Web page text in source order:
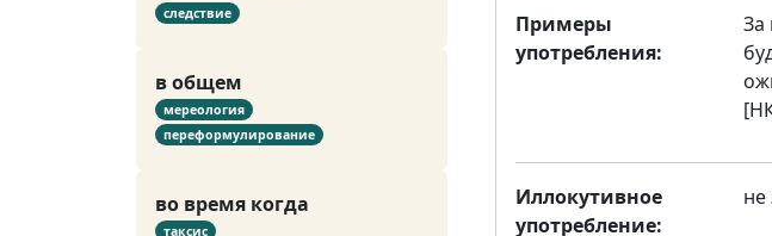
следствие
в общем
мереология
переформулирование
во время когда
таксис
Примеры
употребления:
За
Иллокутивное
употребление:
не